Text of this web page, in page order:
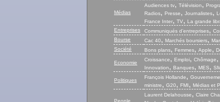
Médias
Audiences tv, Télévision,
Radios, Presse, Journalistes,
France Inter, TV, La grande
Entreprises
Communiqués d’entreprises,
Bourse
Cac 40, Marchés boursiers,
Société
Bons plans, Femmes, Apple,
Economie
Croissance, Emploi, Chômage,
Innovation, Banques, MES,
Politiques
François Hollande,
ministre, G20, FMI, Médias et
People
Laurent Delahousse, Claire